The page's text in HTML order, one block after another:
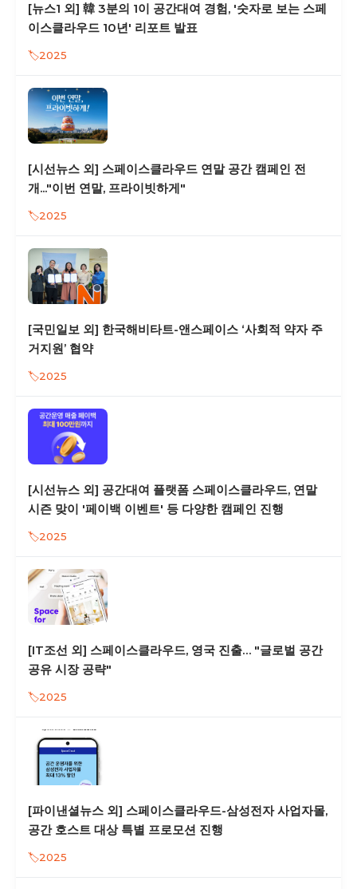
[뉴스1 외] 韓 3분의 1이 공간대여 경험, '숫자로 보는 스페
이스클라우드 10년' 리포트 발표
2025
[시선뉴스 외] 스페이스클라우드 연말 공간 캠페인 전
개..."이번 연말, 프라이빗하게"
2025
[국민일보 외] 한국해비타트-앤스페이스 ‘사회적 약자 주
거지원’ 협약
2025
[시선뉴스 외] 공간대여 플랫폼 스페이스클라우드, 연말
시즌 맞이 '페이백 이벤트' 등 다양한 캠페인 진행
2025
[IT조선 외] 스페이스클라우드, 영국 진출… "글로벌 공간
공유 시장 공략"
2025
[파이낸셜뉴스 외] 스페이스클라우드-삼성전자 사업자몰,
공간 호스트 대상 특별 프로모션 진행
2025